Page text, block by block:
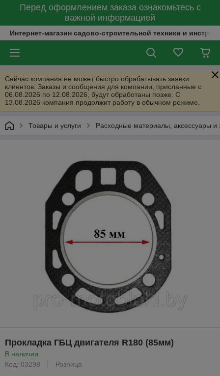
Перед оформлением заказа ознакомьтесь с
важной информацией
Интернет-магазин садово-строительной техники и
Сейчас компания не может быстро обрабатывать заявки
клиентов. Заказы и сообщения для компании, присланные с
06.08.2026 по 12.08.2026, будут обработаны позже. С
13.08.2026 компания продолжит работу в обычном режиме.
Товары и услуги Расходные материалы, аксессуары и
Прокладка ГБЦ двигателя R180 (85мм)
В наличии
Код: 03298
Розница